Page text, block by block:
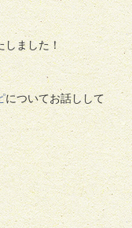
しました！
についてお話しして